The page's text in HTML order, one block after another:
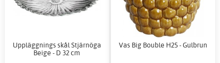
Uppläggnings skål Stjärnöga
Beige - D 32 cm
Vas Big Bouble H25 - Gulbrun